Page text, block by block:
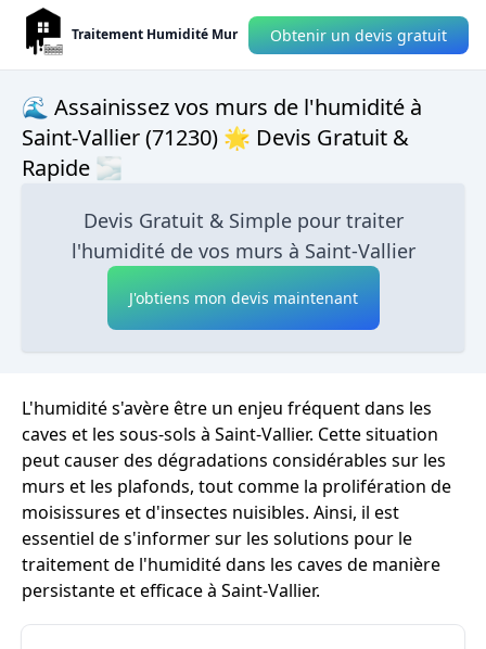
Traitement Humidité Mur Obtenir un devis gratuit
🌊 Assainissez vos murs de l'humidité à
Saint-Vallier (71230) 🌟 Devis Gratuit &
Rapide 🌫
Devis Gratuit & Simple pour traiter
l'humidité de vos murs à Saint-Vallier
J'obtiens mon devis maintenant
L'humidité s'avère être un enjeu fréquent dans les
caves et les sous-sols à Saint-Vallier. Cette situation
peut causer des dégradations considérables sur les
murs et les plafonds, tout comme la prolifération de
moisissures et d'insectes nuisibles. Ainsi, il est
essentiel de s'informer sur les solutions pour le
traitement de l'humidité dans les caves de manière
persistante et efficace à Saint-Vallier.